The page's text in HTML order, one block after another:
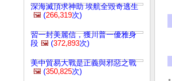
深海滅頂求神助 埃航全毀奇逃生
🖼️ (266,319次)
習一封美麗信，獲川普一優雅身
段 🖼️ (372,893次)
美中貿易大戰是正義與邪惡之戰
🖼️ (350,825次)